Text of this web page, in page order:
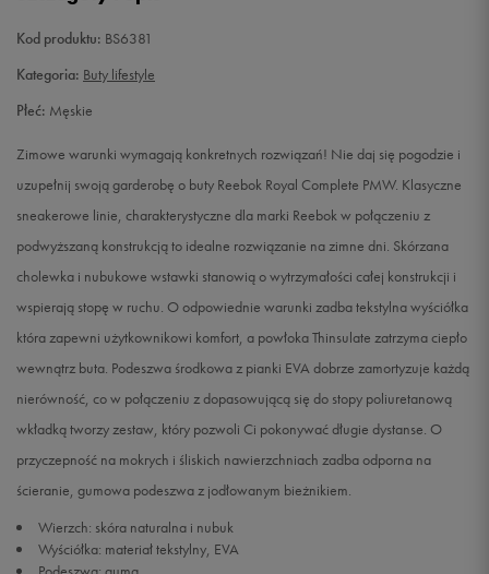
42,5 27,5 cm
44 28,5 cm Powiadom o dostępności
44,5 29 cm Powiadom o dostępności
45,5 30 cm Powiadom o dostępności
47 31 cm Powiadom o dostępności
Kod produktu: BS6381
Kategoria: Buty lifestyle
Płeć: Męskie
Zimowe warunki wymagają konkretnych rozwiązań! Nie daj się pogodzie i
uzupełnij swoją garderobę o buty Reebok Royal Complete PMW. Klasyczne
sneakerowe linie, charakterystyczne dla marki Reebok w połączeniu z
podwyższaną konstrukcją to idealne rozwiązanie na zimne dni. Skórzana
cholewka i nubukowe wstawki stanowią o wytrzymałości całej konstrukcji i
wspierają stopę w ruchu. O odpowiednie warunki zadba tekstylna wyściółka
która zapewni użytkownikowi komfort, a powłoka Thinsulate zatrzyma ciepło
wewnątrz buta. Podeszwa środkowa z pianki EVA dobrze zamortyzuje każdą
nierówność, co w połączeniu z dopasowującą się do stopy poliuretanową
wkładką tworzy zestaw, który pozwoli Ci pokonywać długie dystanse. O
przyczepność na mokrych i śliskich nawierzchniach zadba odporna na
ścieranie, gumowa podeszwa z jodłowanym bieżnikiem.
Wierzch: skóra naturalna i nubuk
Wyściółka: materiał tekstylny, EVA